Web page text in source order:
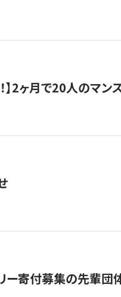
】2ヶ月で20人のマ
ー寄付募集の先輩